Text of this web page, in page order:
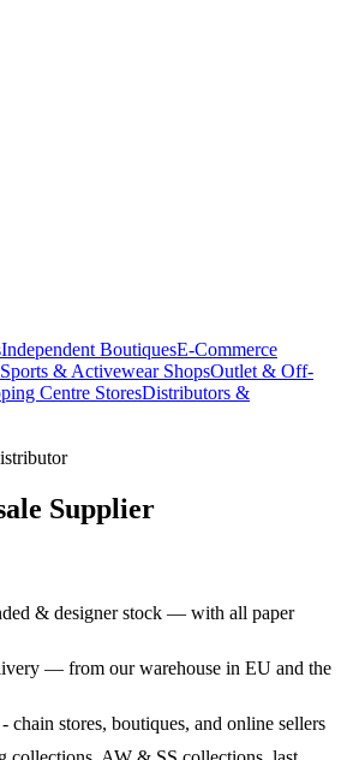
Independent BoutiquesE-Commerce
Sports & Activewear ShopsOutlet & Off-
Centre StoresDistributors &
Supplier
& designer stock — with all paper
— from our warehouse in EU and the
chain stores, boutiques, and online sellers